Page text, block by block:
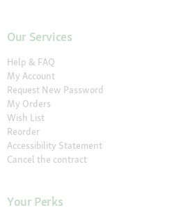
Our Services
Help & FAQ
My Account
Request New Password
My Orders
Wish List
Reorder
Accessibility Statement
Cancel the contract
Your Perks